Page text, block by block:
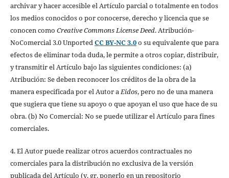
archivar y hacer accesible el Artículo parcial o totalmente en todos
los medios conocidos o por conocerse, derecho y licencia que se
conocen como Creative Commons License Deed. Atribución-
NoComercial 3.0 UnportedCC BY-NC 3.0o su equivalente que para
efectos de eliminar toda duda, le permite a otros copiar, distribuir,
y transmitir el Artículo bajo las siguientes condiciones: (a)
Atribución: Se deben reconocer los créditos de la obra de la
manera especificada por el Autor aEidos, pero no de una manera
que sugiera que tiene su apoyo o que apoyan el uso que hace de su
obra. (b) No Comercial: No se puede utilizar el Artículo para fines
comerciales.
4. El Autor puede realizar otros acuerdos contractuales no
comerciales para la distribución no exclusiva de la versión
publicada del Artículo (v. gr. ponerlo en un repositorio